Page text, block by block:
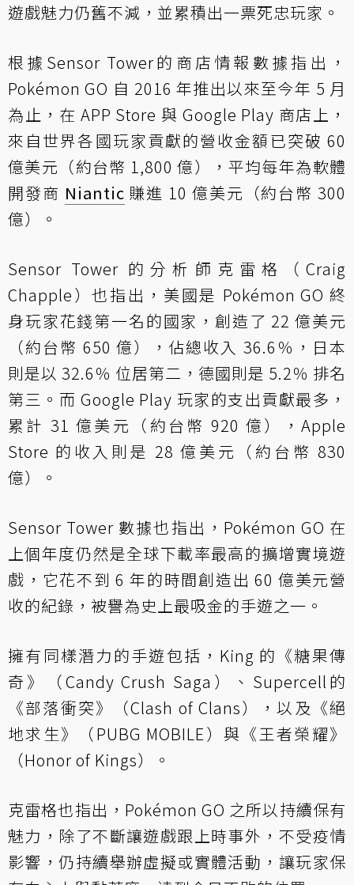
遊戲魅力仍舊不減，並累積出一票死忠玩家。
根據 Sensor Tower的商店情報數據指出，
Pokémon GO 自 2016 年推出以來至今年 5 月
為止，在 APP Store 與 Google Play 商店上，
來自世界各國玩家貢獻的營收金額已突破 60
億美元（約台幣 1,800 億），平均每年為軟體
開發商 Niantic 賺進 10 億美元（約台幣 300
億）。
Sensor Tower 的分析師克雷格（Craig
Chapple）也指出，美國是 Pokémon GO 終
身玩家花錢第一名的國家，創造了 22 億美元
（約台幣 650 億），佔總收入 36.6％，日本
則是以 32.6％ 位居第二，德國則是 5.2％ 排名
第三。而 Google Play 玩家的支出貢獻最多，
累計 31 億美元（約台幣 920 億），Apple
Store 的收入則是 28 億美元（約台幣 830
億）。
Sensor Tower 數據也指出，Pokémon GO 在
上個年度仍然是全球下載率最高的擴增實境遊
戲，它花不到 6 年的時間創造出 60 億美元營
收的紀錄，被譽為史上最吸金的手遊之一。
擁有同樣潛力的手遊包括，King 的《糖果傳
奇》（Candy Crush Saga）、Supercell的
《部落衝突》（Clash of Clans），以及《絕
地求生》（PUBG MOBILE）與《王者榮耀》
（Honor of Kings）。
克雷格也指出，Pokémon GO 之所以持續保有
魅力，除了不斷讓遊戲跟上時事外，不受疫情
影響，仍持續舉辦虛擬或實體活動，讓玩家保